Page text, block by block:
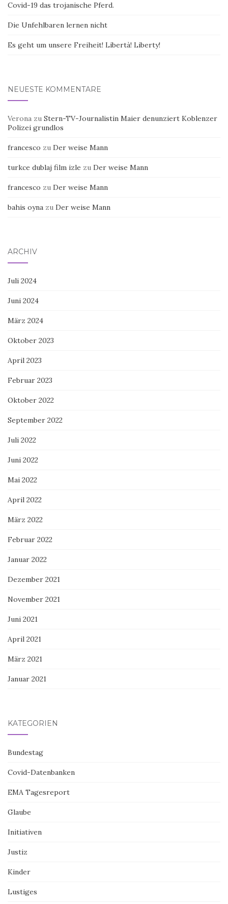
Covid-19 das trojanische Pferd.
Die Unfehlbaren lernen nicht
Es geht um unsere Freiheit! Libertà! Liberty!
NEUESTE KOMMENTARE
Verona zu Stern-TV-Journalistin Maier denunziert Koblenzer
Polizei grundlos
francesco zu Der weise Mann
turkce dublaj film izle zu Der weise Mann
francesco zu Der weise Mann
bahis oyna zu Der weise Mann
ARCHIV
Juli 2024
Juni 2024
März 2024
Oktober 2023
April 2023
Februar 2023
Oktober 2022
September 2022
Juli 2022
Juni 2022
Mai 2022
April 2022
März 2022
Februar 2022
Januar 2022
Dezember 2021
November 2021
Juni 2021
April 2021
März 2021
Januar 2021
KATEGORIEN
Bundestag
Covid-Datenbanken
EMA Tagesreport
Glaube
Initiativen
Justiz
Kinder
Lustiges